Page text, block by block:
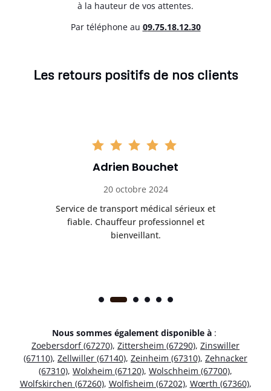
à la hauteur de vos attentes.
Par téléphone au 09.75.18.12.30
Les retours positifs de nos clients
Adrien Bouchet
20 octobre 2024
Service de transport médical sérieux et
fiable. Chauffeur professionnel et
bienveillant.
Nous sommes également disponible à :
Zoebersdorf (67270), Zittersheim (67290), Zinswiller
(67110), Zellwiller (67140), Zeinheim (67310), Zehnacker
(67310), Wolxheim (67120), Wolschheim (67700),
Wolfskirchen (67260), Wolfisheim (67202), Wœrth (67360),